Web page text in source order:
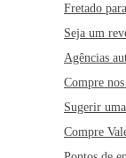
Fretado
Seja um
Agências
Compre
Sugerir
Compre